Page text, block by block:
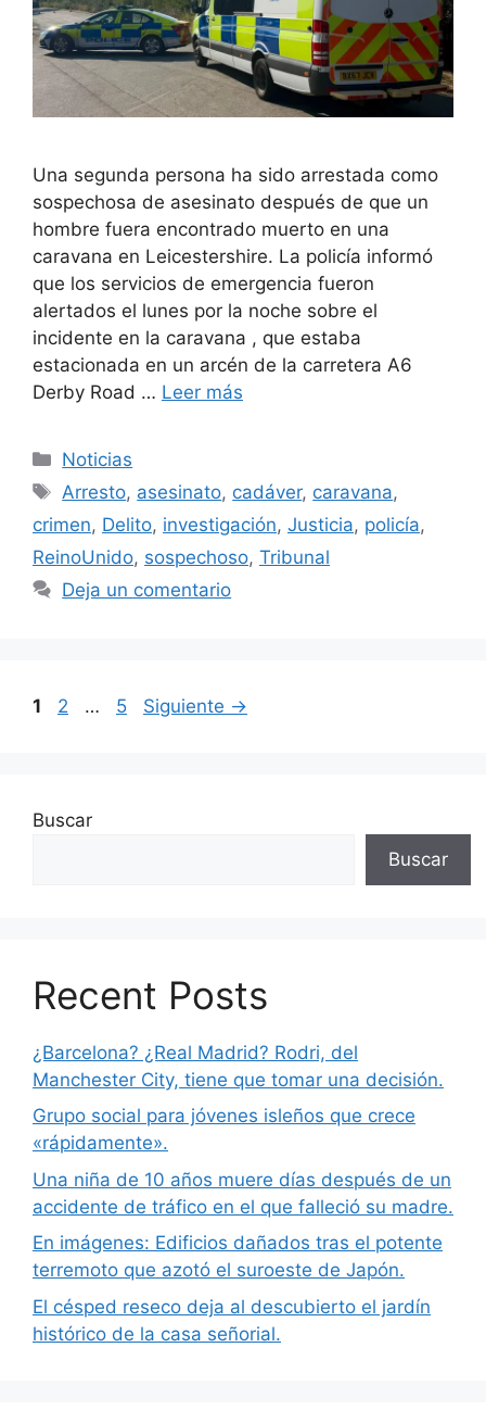
Una segunda persona ha sido arrestada como
sospechosa de asesinato después de que un
hombre fuera encontrado muerto en una
caravana en Leicestershire. La policía informó
que los servicios de emergencia fueron
alertados el lunes por la noche sobre el
incidente en la caravana , que estaba
estacionada en un arcén de la carretera A6
Derby Road … Leer más
Categorías
Noticias
Etiquetas
Arresto, asesinato, cadáver, caravana,
crimen, Delito, investigación, Justicia, policía,
ReinoUnido, sospechoso, Tribunal
Deja un comentario
Página
1 Página
2 … Página
5 Siguiente →
Buscar
Buscar
Recent Posts
¿Barcelona? ¿Real Madrid? Rodri, del
Manchester City, tiene que tomar una decisión.
Grupo social para jóvenes isleños que crece
«rápidamente».
Una niña de 10 años muere días después de un
accidente de tráfico en el que falleció su madre.
En imágenes: Edificios dañados tras el potente
terremoto que azotó el suroeste de Japón.
El césped reseco deja al descubierto el jardín
histórico de la casa señorial.